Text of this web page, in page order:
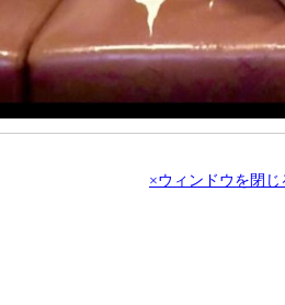
×ウィンドウを閉じ